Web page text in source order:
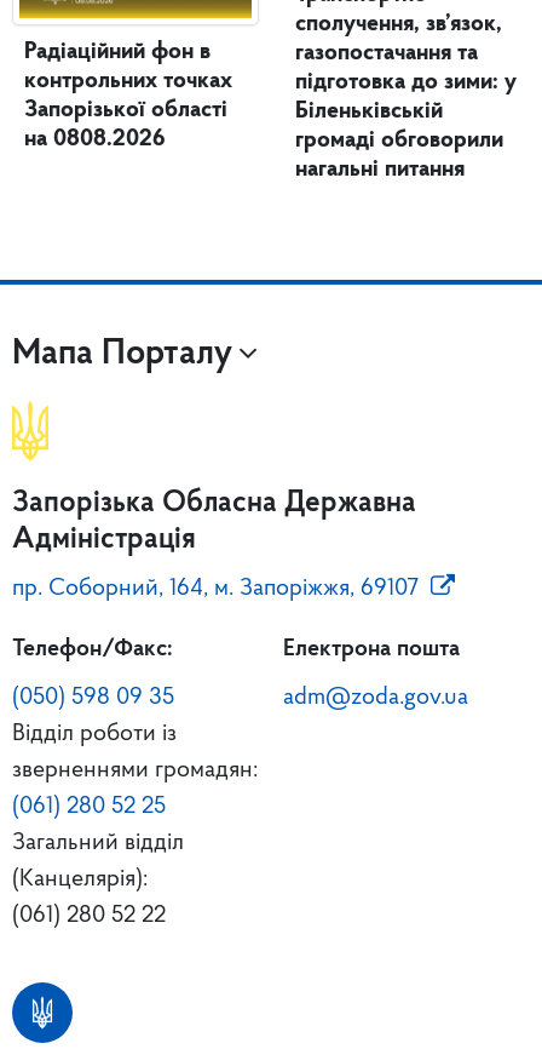
Радіаційний фон в
контрольних точках
Запорізької області
на 0808.2026
сполучення, зв’язок,
газопостачання та
підготовка до зими: у
Біленьківській
громаді обговорили
нагальні питання
Мапа Порталу
Запорізька Обласна Державна
Адміністрація
пр. Соборний, 164, м. Запоріжжя, 69107
Телефон/Факс:
(050) 598 09 35
Відділ роботи із
зверненнями громадян:
(061) 280 52 25
Загальний відділ
(Канцелярія):
(061) 280 52 22
Електрона пошта
adm@zoda.gov.ua